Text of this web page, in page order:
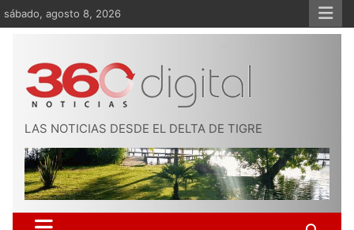
Saltar
al
sábado, agosto 8, 2026
LAS NOTICIAS DESDE EL DELTA DE TIGRE